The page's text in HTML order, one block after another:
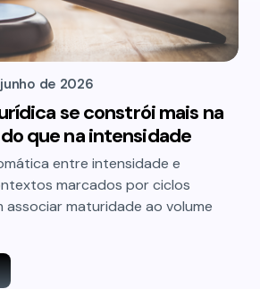
junho de 2026
se constrói mais na
que na intensidade
entre intensidade e
marcados por ciclos
associar maturidade ao volume